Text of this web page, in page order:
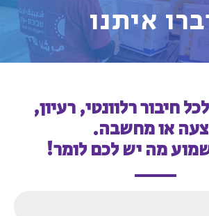
איתנו
חיבור רלוונטי, רעיון,
או מחשבה.
מה יש לכם לומר!